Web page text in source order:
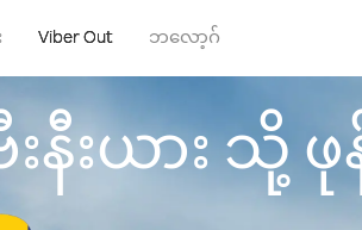
Viber Out ဘလော့ဂ်
နီးယား သို့